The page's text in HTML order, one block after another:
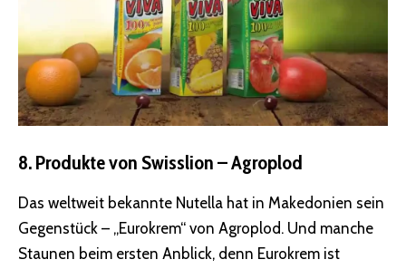
8. Produkte von Swisslion – Agroplod
Das weltweit bekannte Nutella hat in Makedonien sein
Gegenstück – „Eurokrem“ von Agroplod. Und manche
Staunen beim ersten Anblick, denn Eurokrem ist